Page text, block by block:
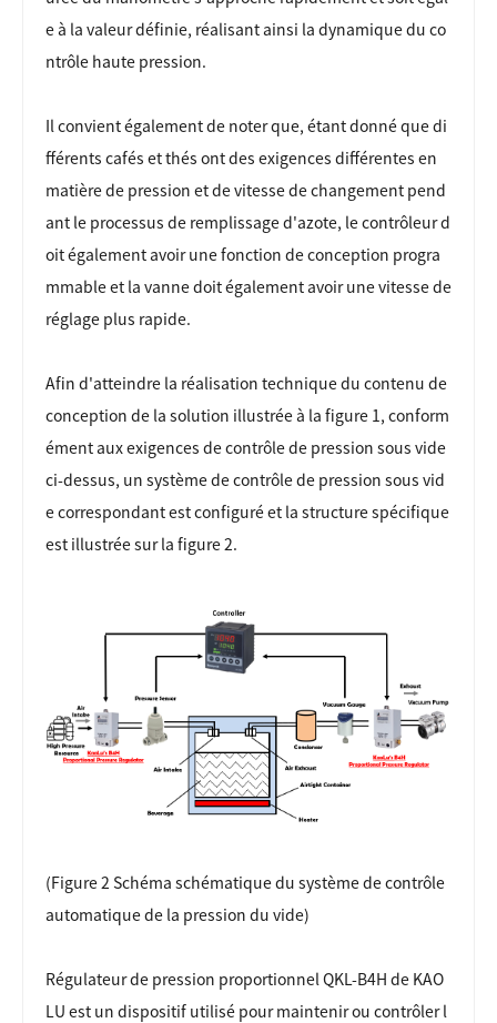
e à la valeur définie, réalisant ainsi la dynamique du co
ntrôle haute pression.
Il convient également de noter que, étant donné que di
fférents cafés et thés ont des exigences différentes en
matière de pression et de vitesse de changement pend
ant le processus de remplissage d'azote, le contrôleur d
oit également avoir une fonction de conception progra
mmable et la vanne doit également avoir une vitesse de
réglage plus rapide.
Afin d'atteindre la réalisation technique du contenu de
conception de la solution illustrée à la figure 1, conform
ément aux exigences de contrôle de pression sous vide
ci-dessus, un système de contrôle de pression sous vid
e correspondant est configuré et la structure spécifique
est illustrée sur la figure 2.
(Figure 2 Schéma schématique du système de contrôle
automatique de la pression du vide)
Régulateur de pression proportionnel QKL-B4H de KAO
LU est un dispositif utilisé pour maintenir ou contrôler l